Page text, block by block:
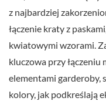
z najbardziej
łączenie kraty z
kwiatowymi wzorami.
kluczowa przy
elementami garderoby,
kolory, jak podkreślają